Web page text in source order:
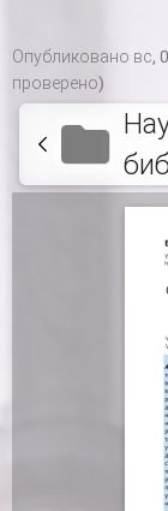
Опубликовано вс,
проверено)